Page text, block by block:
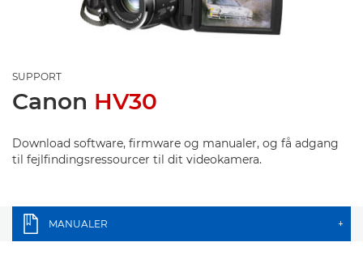
SUPPORT
Canon HV30
Download software, firmware og manualer, og få adgang
til fejlfindingsressourcer til dit videokamera.
MANUALER +